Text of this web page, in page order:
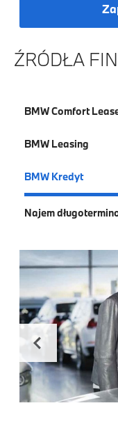
ŹRÓDŁA
BMW Comfort
BMW Leasing
BMW Kredyt
Najem